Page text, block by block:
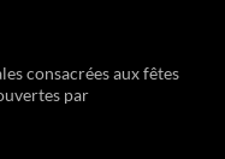
consacrées aux fêtes
par